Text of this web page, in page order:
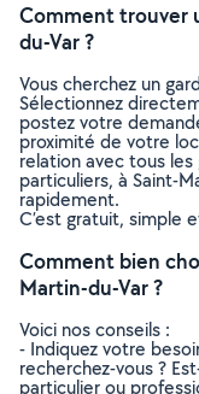
Comment trouver
du-Var ?
Vous cherchez un
Sélectionnez
postez votre
proximité de votre
relation avec tous
particuliers, à Saint-
rapidement.
C’est gratuit, simple
Comment bien
Martin-du-Var ?
Voici nos conseils :
- Indiquez votre
recherchez-vous ?
particulier ou